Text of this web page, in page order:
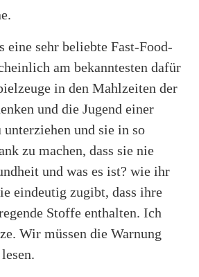
eine sehr beliebte Fast-Food-
am bekanntesten dafür
in den Mahlzeiten der
und die Jugend einer
unterziehen und sie in so
zu machen, dass sie nie
und was es ist? wie ihr
eindeutig zugibt, dass ihre
Stoffe enthalten. Ich
Wir müssen die Warnung